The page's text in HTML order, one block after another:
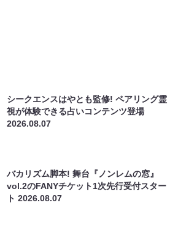
シークエンスはやとも監修! ペアリング霊
視が体験できる占いコンテンツ登場
2026.08.07
バカリズム脚本! 舞台『ノンレムの窓』
vol.2のFANYチケット1次先行受付スター
ト2026.08.07